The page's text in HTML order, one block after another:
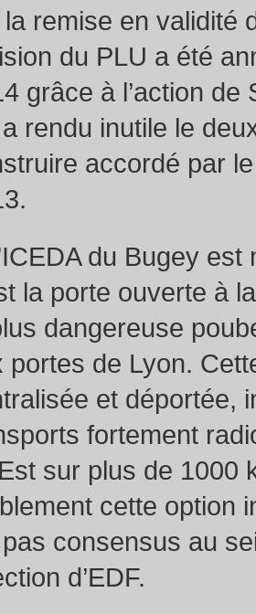
remise en validité
du PLU a été
grâce à l’action de
rendu inutile le
accordé par
du Bugey
la porte ouverte à
dangereuse
portes de Lyon.
et déportée,
fortement
sur plus de 1000
cette option
consensus au
d’EDF.